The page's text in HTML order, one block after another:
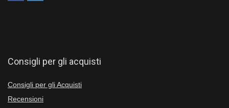
Consigli per gli acquisti
Consigli per gli Acquisti
Recensioni